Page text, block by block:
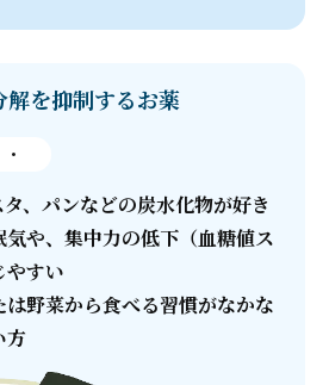
を抑制するお薬
、パンなどの炭水化物が好き
や、集中力の低下（血糖値ス
やすい
野菜から食べる習慣がなかな
方